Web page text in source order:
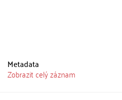
Metadata
Zobrazit celý záznam